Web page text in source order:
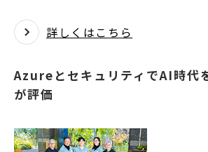
詳しくはこちら
AzureとセキュリティでAI時代
が評価